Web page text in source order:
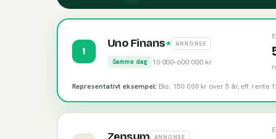
1
Uno Finans★ ANNONSE
Samme dag 10 000–600 000kr
Representativt eksempel: Eks: 150 000 kr over 5 år, eff. rente
ANNONSE